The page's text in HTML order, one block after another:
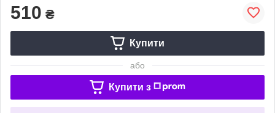
510 ₴
Купити
або
Купити з